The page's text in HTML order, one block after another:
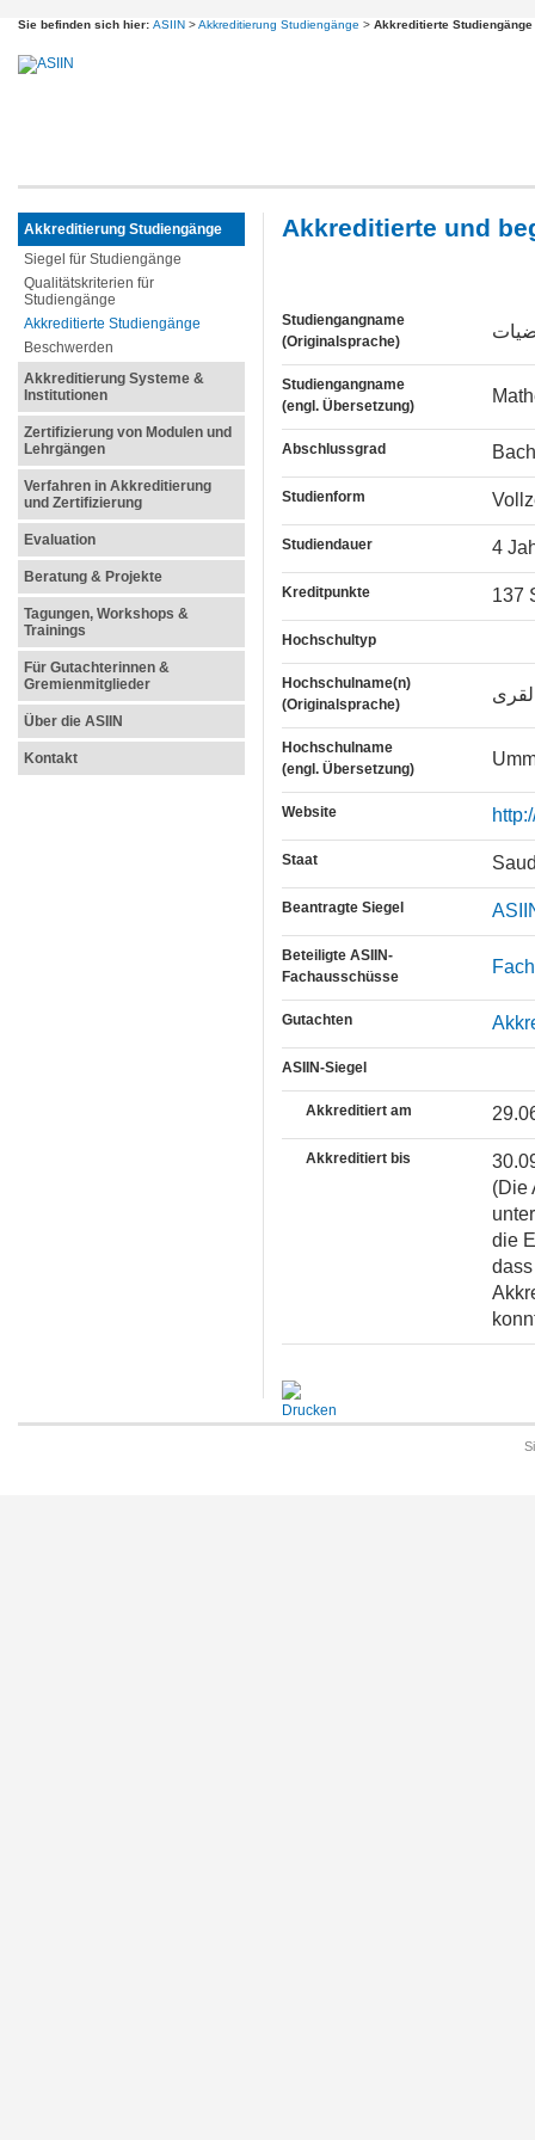
Sie befinden sich hier: ASIIN >Akkreditierung Studiengänge > Akkreditierte Studiengänge
Akkreditierung Studiengänge
Siegel für Studiengänge
Qualitätskriterien für
Studiengänge
Akkreditierte Studiengänge
Beschwerden
Akkreditierung Systeme &
Institutionen
Zertifizierung von Modulen und
Lehrgängen
Verfahren in Akkreditierung
und Zertifizierung
Evaluation
Beratung & Projekte
Tagungen, Workshops &
Trainings
Für Gutachterinnen &
Gremienmitglieder
Über die ASIIN
Kontakt
Akkreditierte und
Studiengangname
(Originalsprache)
Studiengangname
(engl. Übersetzung)
Abschlussgrad
Studienform
Studiendauer 4
Kreditpunkte 137
Hochschultyp
Hochschulname(n)
(Originalsprache)
Hochschulname
(engl. Übersetzung)
Website
Staat
Beantragte Siegel
Beteiligte ASIIN-
Fachausschüsse
Gutachten
ASIIN-Siegel
Akkreditiert am
Akkreditiert bis
(Die
die